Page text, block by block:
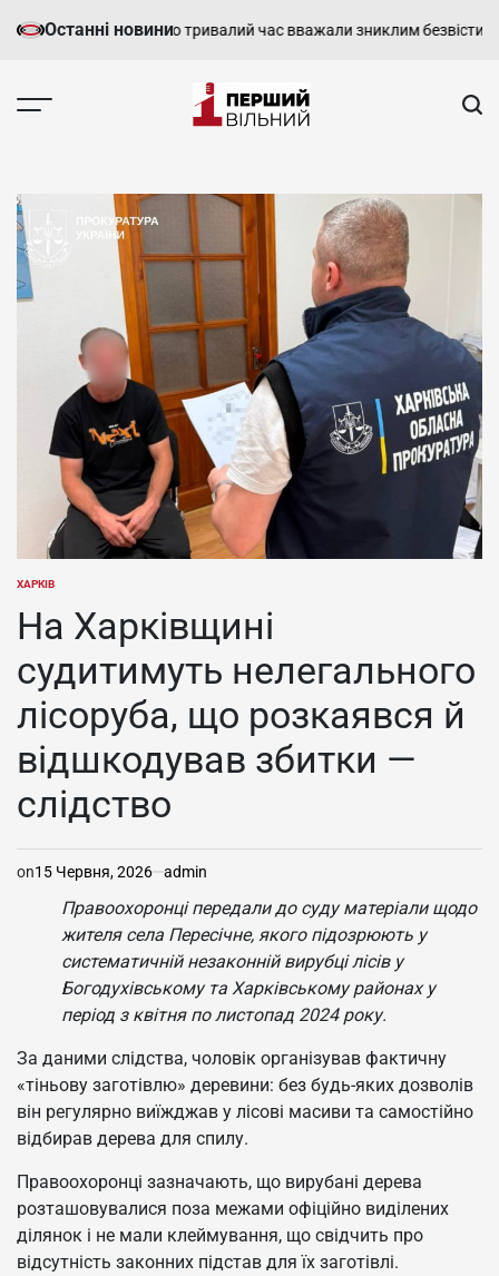
до
Останні новини
з воїном, якого тривалий час вважали зниклим безвістиУ
-
харківський,
новини
Харкова
та
області
ОПУБЛІКУВАТИ
ХАРКІВ
На Харківщині
судитимуть нелегального
лісоруба, що розкаявся й
відшкодував збитки —
слідство
on15 Червня, 2026 admin
Правоохоронці передали до суду матеріали щодо
жителя села Пересічне, якого підозрюють у
систематичній незаконній вирубці лісів у
Богодухівському та Харківському районах у
період з квітня по листопад 2024 року.
За даними слідства, чоловік організував фактичну
«тіньову заготівлю» деревини: без будь-яких дозволів
він регулярно виїжджав у лісові масиви та самостійно
відбирав дерева для спилу.
Правоохоронці зазначають, що вирубані дерева
розташовувалися поза межами офіційно виділених
ділянок і не мали клеймування, що свідчить про
відсутність законних підстав для їх заготівлі.